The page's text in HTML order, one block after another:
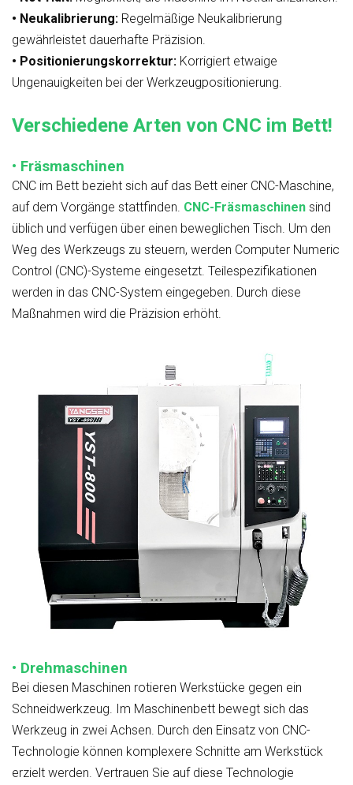
• Neukalibrierung: Regelmäßige Neukalibrierung
gewährleistet dauerhafte Präzision.
• Positionierungskorrektur: Korrigiert etwaige
Ungenauigkeiten bei der Werkzeugpositionierung.
Verschiedene Arten von CNC im Bett!
• Fräsmaschinen
CNC im Bett bezieht sich auf das Bett einer CNC-Maschine,
auf dem Vorgänge stattfinden. CNC-Fräsmaschinen sind
üblich und verfügen über einen beweglichen Tisch. Um den
Weg des Werkzeugs zu steuern, werden Computer Numeric
Control (CNC)-Systeme eingesetzt. Teilespezifikationen
werden in das CNC-System eingegeben. Durch diese
Maßnahmen wird die Präzision erhöht.
• Drehmaschinen
Bei diesen Maschinen rotieren Werkstücke gegen ein
Schneidwerkzeug. Im Maschinenbett bewegt sich das
Werkzeug in zwei Achsen. Durch den Einsatz von CNC-
Technologie können komplexere Schnitte am Werkstück
erzielt werden. Vertrauen Sie auf diese Technologie